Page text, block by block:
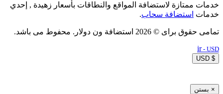
خدمات ممتازة لاستضافة المواقع والنطاقات بأسعار زهيدة , إحدي
خدمات استضافة سحاب.
تمامی حقوق برای © 2026 استضافة ون دولار. محفوط می باشد.
ir- USD
$ USD
× بستن